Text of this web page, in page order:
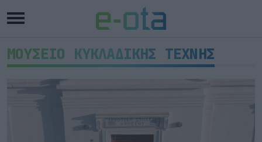
ΜΟΥΣΕΙΟ ΚΥΚΛΑΔΙΚΗΣ ΤΕΧΝΗΣ